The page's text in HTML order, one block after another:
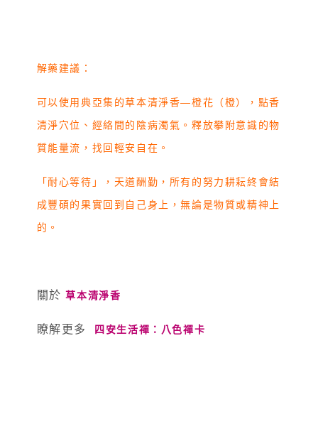
解藥建議：
可以使用典亞集的草本清淨香—橙花（橙），點香
清淨穴位、經絡間的陰病濁氣。釋放攀附意識的物
質能量流，找回輕安自在。
「耐心等待」，天道酬勤，所有的努力耕耘終會結
成豐碩的果實回到自己身上，無論是物質或精神上
的。
關於草本清淨香
瞭解更多 四安生活禪：八色禪卡